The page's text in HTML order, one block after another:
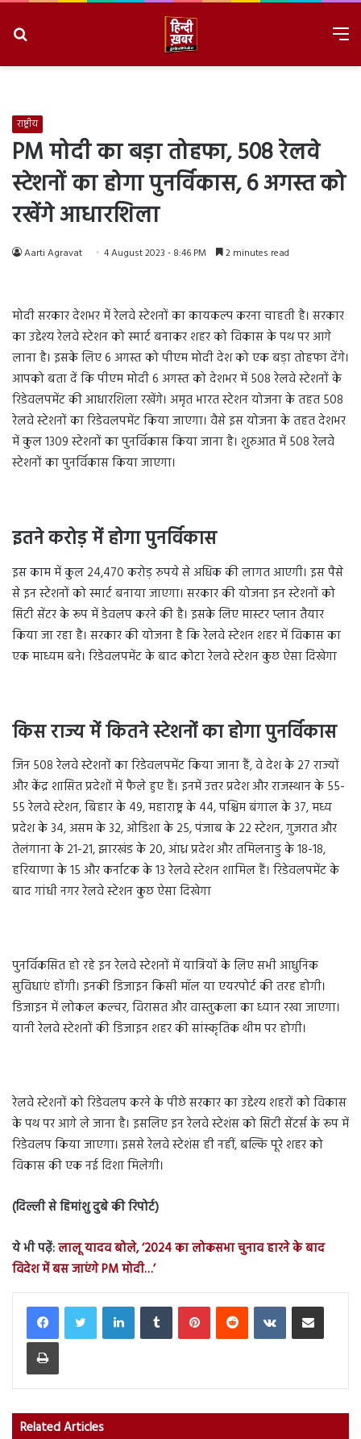
राष्ट्रीय
PM मोदी का बड़ा तोहफा, 508 रेलवे
स्टेशनों का होगा पुनर्विकास, 6 अगस्त को
रखेंगे आधारशिला
Aarti Agravat 4 August 2023 - 8:46 PM 2 minutes read
मोदी सरकार देशभर में रेलवे स्टेशनों का कायकल्प करना चाहती है। सरकार
का उद्देश्य रेलवे स्टेशन को स्मार्ट बनाकर शहर को विकास के पथ पर आगे
लाना है। इसके लिए 6 अगस्त को पीएम मोदी देश को एक बड़ा तोहफा देंगे।
आपको बता दें कि पीएम मोदी 6 अगस्त को देशभर में 508 रेलवे स्टेशनों के
रिडेवलपमेंट की आधारशिला रखेंगे। अमृत भारत स्टेशन योजना के तहत 508
रेलवे स्टेशनों का रिडेवलपमेंट किया जाएगा। वैसे इस योजना के तहत देशभर
में कुल 1309 स्टेशनों का पुनर्विकास किया जाना है। शुरुआत में 508 रेलवे
स्टेशनों का पुनर्विकास किया जाएगा।
इतने करोड़ में होगा पुनर्विकास
इस काम में कुल 24,470 करोड़ रुपये से अधिक की लागत आएगी। इस पैसे
से इन स्टेशनों को स्मार्ट बनाया जाएगा। सरकार की योजना इन स्टेशनों को
सिटी सेंटर के रूप में डेवलप करने की है। इसके लिए मास्टर प्लान तैयार
किया जा रहा है। सरकार की योजना है कि रेलवे स्टेशन शहर में विकास का
एक माध्यम बने। रिडेवलपमेंट के बाद कोटा रेलवे स्टेशन कुछ ऐसा दिखेगा
किस राज्य में कितने स्टेशनों का होगा पुनर्विकास
जिन 508 रेलवे स्टेशनों का रिडेवलपमेंट किया जाना हैं, वे देश के 27 राज्यों
और केंद्र शासित प्रदेशों में फैले हुए हैं। इनमें उत्तर प्रदेश और राजस्थान के 55-
55 रेलवे स्टेशन, बिहार के 49, महाराष्ट्र के 44, पश्चिम बंगाल के 37, मध्य
प्रदेश के 34, असम के 32, ओडिशा के 25, पंजाब के 22 स्टेशन, गुजरात और
तेलंगाना के 21-21, झारखंड के 20, आंध्र प्रदेश और तमिलनाडु के 18-18,
हरियाणा के 15 और कर्नाटक के 13 रेलवे स्टेशन शामिल हैं। रिडेवलपमेंट के
बाद गांधी नगर रेलवे स्टेशन कुछ ऐसा दिखेगा
पुनर्विकसित हो रहे इन रेलवे स्टेशनों में यात्रियों के लिए सभी आधुनिक
सुविधाएं होंगी। इनकी डिजाइन किसी मॉल या एयरपोर्ट की तरह होगी।
डिजाइन में लोकल कल्चर, विरासत और वास्तुकला का ध्यान रखा जाएगा।
यानी रेलवे स्टेशनों की डिजाइन शहर की सांस्कृतिक थीम पर होगी।
रेलवे स्टेशनों को रिडेवलप करने के पीछे सरकार का उद्देश्य शहरों को विकास
के पथ पर आगे ले जाना है। इसलिए इन रेलवे स्टेशंस को सिटी सेंटर्स के रूप में
रिडेवलप किया जाएगा। इससे रेलवे स्टेशंस ही नहीं, बल्कि पूरे शहर को
विकास की एक नई दिशा मिलेगी।
(दिल्ली से हिमांशु दुबे की रिपोर्ट)
ये भी पढ़ें:लालू यादव बोले, ‘2024 का लोकसभा चुनाव हारने के बाद
विदेश में बस जाएंगे PM मोदी…’
LinkedInTumblr PinterestReddit VKontakteShare via Email
Print
Related Articles